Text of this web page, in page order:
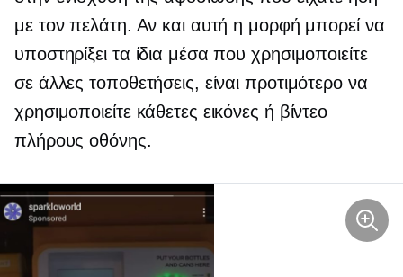
με τον πελάτη. Αν και αυτή η μορφή μπορεί να
υποστηρίξει τα ίδια μέσα που χρησιμοποιείτε
σε άλλες τοποθετήσεις, είναι προτιμότερο να
χρησιμοποιείτε κάθετες εικόνες ή βίντεο
πλήρους οθόνης.